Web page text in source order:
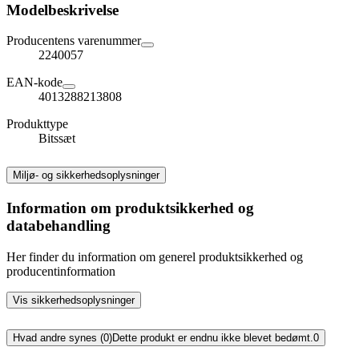
Modelbeskrivelse
Producentens varenummer
2240057
EAN-kode
4013288213808
Produkttype
Bitssæt
Miljø- og sikkerhedsoplysninger
Information om produktsikkerhed og
databehandling
Her finder du information om generel produktsikkerhed og
producentinformation
Vis sikkerhedsoplysninger
Hvad andre synes (0)Dette produkt er endnu ikke blevet bedømt. 0